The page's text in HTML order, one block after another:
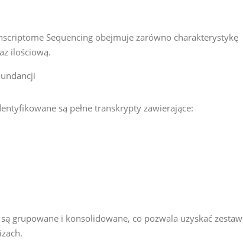
Sequencing obejmuje zarówno charakterystykę
ilościową.
są pełne transkrypty zawierające:
grupowane i konsolidowane, co pozwala uzyskać zestaw